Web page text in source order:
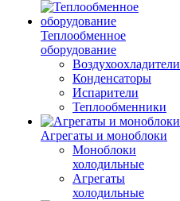
Теплообменное
оборудование
Воздухоохладители
Конденсаторы
Испарители
Теплообменники
Агрегаты и моноблоки
Моноблоки
холодильные
Агрегаты
холодильные